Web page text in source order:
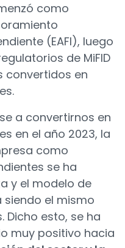
como
(EAFI), luego
de MiFID
convertidos en
a convertirnos en
en el año 2023, la
como
se ha
y el modelo de
el mismo
Dicho esto, se ha
muy positivo hacia